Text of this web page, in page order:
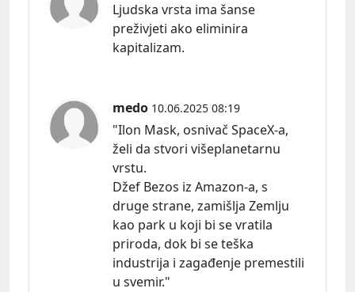
Ljudska vrsta ima šanse
preživjeti ako eliminira
kapitalizam.
medo 10.06.2025 08:19
"Ilon Mask, osnivač SpaceX-a,
želi da stvori višeplanetarnu
vrstu.
Džef Bezos iz Amazon-a, s
druge strane, zamišlja Zemlju
kao park u koji bi se vratila
priroda, dok bi se teška
industrija i zagađenje premestili
u svemir."